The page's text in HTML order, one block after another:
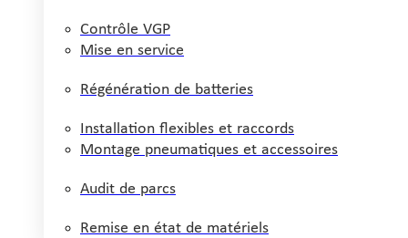
Contrôle VGP
Mise en service
Régénération de batteries
Installation flexibles et raccords
Montage pneumatiques et accessoires
Audit de parcs
Remise en état de matériels